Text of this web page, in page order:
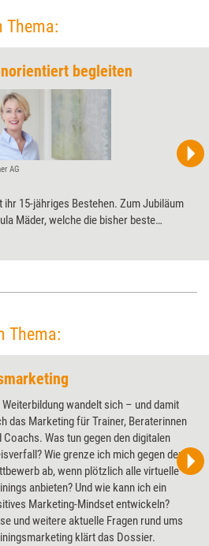
Thema:
begleiten
AG
ihr 15-jähriges Bestehen. Zum Jubiläum
Mäder, welche die bisher beste
Thema:
Weiterbildung wandelt sich – und damit
das Marketing für Trainer, Beraterinnen
Coachs. Was tun gegen den digitalen
Wie grenze ich mich gegen den
ab, wenn plötzlich alle virtuelle
anbieten? Und wie kann ich ein
Marketing-Mindset entwickeln?
und weitere aktuelle Fragen rund ums
klärt das Dossier.